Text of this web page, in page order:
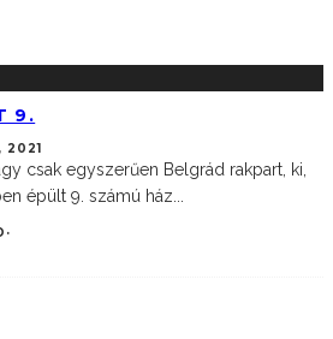
9.
2021
csak egyszerűen Belgrád rakpart, ki,
épült 9. számú ház
·